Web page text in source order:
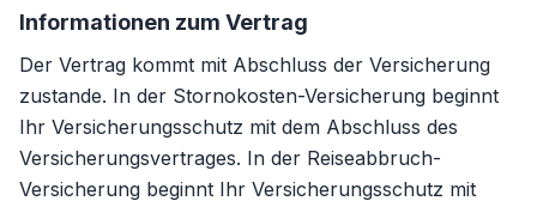
Informationen zum Vertrag
Der Vertrag kommt mit Abschluss der Versicherung
zustande. In der Stornokosten-Versicherung beginnt
Ihr Versicherungsschutz mit dem Abschluss des
Versicherungsvertrages. In der Reiseabbruch-
Versicherung beginnt Ihr Versicherungsschutz mit